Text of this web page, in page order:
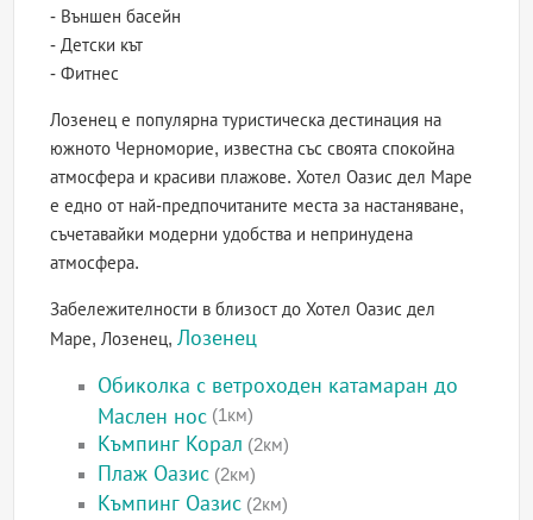
- Външен басейн
- Детски кът
- Фитнес
Лозенец е популярна туристическа дестинация на
южното Черноморие, известна със своята спокойна
атмосфера и красиви плажове. Хотел Оазис дел Маре
е едно от най-предпочитаните места за настаняване,
съчетавайки модерни удобства и непринудена
атмосфера.
Забележителности в близост до Хотел Оазис дел
Маре, Лозенец, Лозенец
Обиколка с ветроходен катамаран до
Маслен нос (1км)
Къмпинг Корал (2км)
Плаж Оазис (2км)
Къмпинг Оазис (2км)